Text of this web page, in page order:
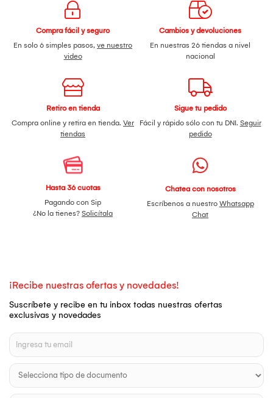
Compra fácil y seguro
En solo 6 simples pasos, ve nuestro
video
Cambios y devoluciones
En nuestras 26 tiendas a nivel
nacional
Retiro en tienda
Compra online y retira en tienda. Ver
tiendas
Sigue tu pedido
Fácil y rápido sólo con tu DNI. Seguir
pedido
Hasta 36 cuotas
Pagando con Sip
¿No la tienes? Solicítala
Chatea con nosotros
Escríbenos a nuestro Whatsapp
Chat
¡Recibe nuestras ofertas y novedades!
Suscríbete y recibe en tu inbox todas nuestras ofertas
exclusivas y novedades